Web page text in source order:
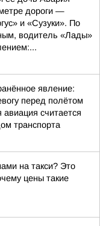
дороги —
и «Сузуки». По
водитель «Лады»
явление:
перед полётом
авиация считается
транспорта
на такси? Это
цены такие